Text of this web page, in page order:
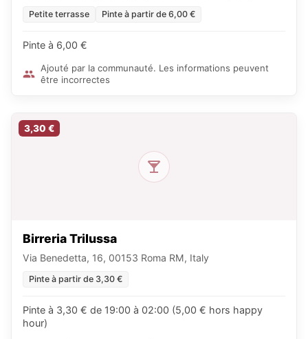
Petite terrasse Pinte à partir de 6,00 €
Pinte à 6,00 €
Ajouté par la communauté. Les informations peuvent
être incorrectes
3,30 €
Birreria Trilussa
Via Benedetta, 16, 00153 Roma RM, Italy
Pinte à partir de 3,30 €
Pinte à 3,30 € de 19:00 à 02:00 (5,00 € hors happy
hour)